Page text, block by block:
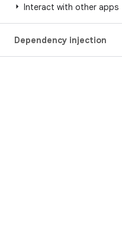
Interact with other apps
Dependency injection